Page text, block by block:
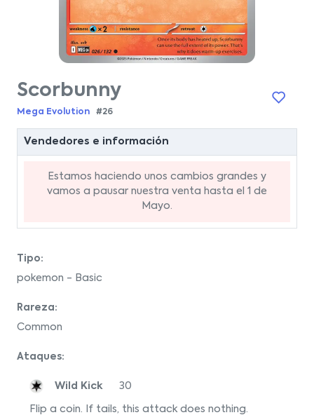
Scorbunny
Mega Evolution #26
Vendedores e información
Estamos haciendo unos cambios grandes y
vamos a pausar nuestra venta hasta el 1 de
Mayo.
Tipo:
pokemon - Basic
Rareza:
Common
Ataques:
Wild Kick 30
Flip a coin. If tails, this attack does nothing.